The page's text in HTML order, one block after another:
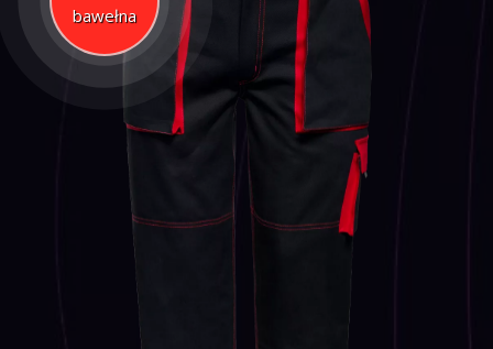
bawełna